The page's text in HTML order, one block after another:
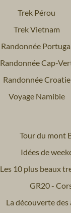
Trek Pérou
Trek Vietnam
Randonnée
Randonnée Cap-
Randonnée Croatie
Voyage Namibie
Tour du mont
Idées de
Les 10 plus beaux
GR20 -
La découverte